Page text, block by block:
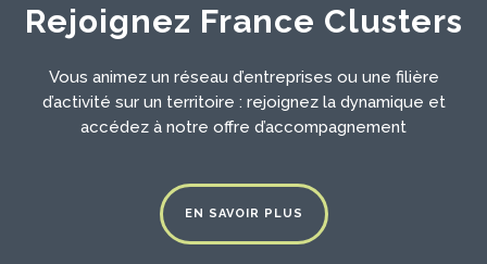
Rejoignez France Clusters
Vous animez un réseau d’entreprises ou une filière
d’activité sur un territoire : rejoignez la dynamique et
accédez à notre offre d’accompagnement
EN SAVOIR PLUS